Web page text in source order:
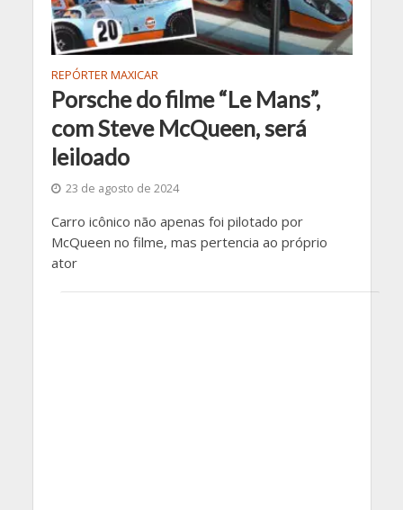
REPÓRTER MAXICAR
Porsche do filme “Le Mans”,
com Steve McQueen, será
leiloado
23 de agosto de 2024
Carro icônico não apenas foi pilotado por
McQueen no filme, mas pertencia ao próprio
ator